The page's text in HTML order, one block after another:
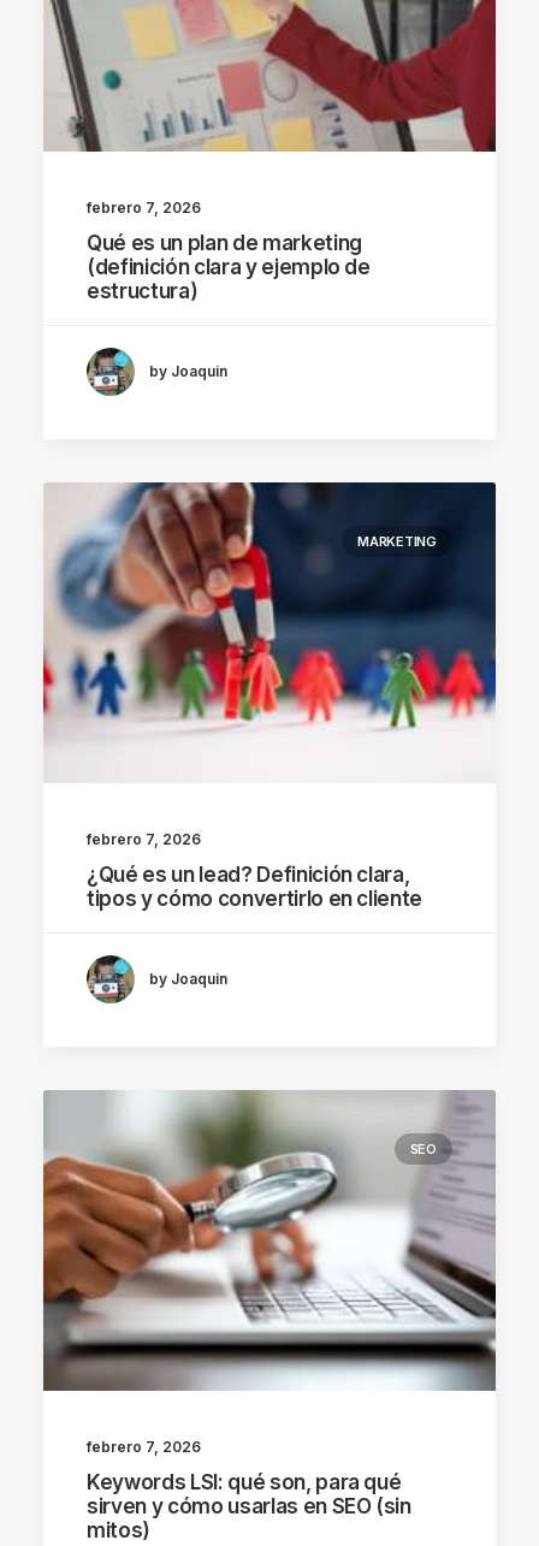
febrero 7, 2026
Qué es un plan de marketing
(definición clara y ejemplo de
estructura)
by Joaquin
MARKETING
febrero 7, 2026
¿Qué es un lead? Definición clara,
tipos y cómo convertirlo en cliente
by Joaquin
SEO
febrero 7, 2026
Keywords LSI: qué son, para qué
sirven y cómo usarlas en SEO (sin
mitos)